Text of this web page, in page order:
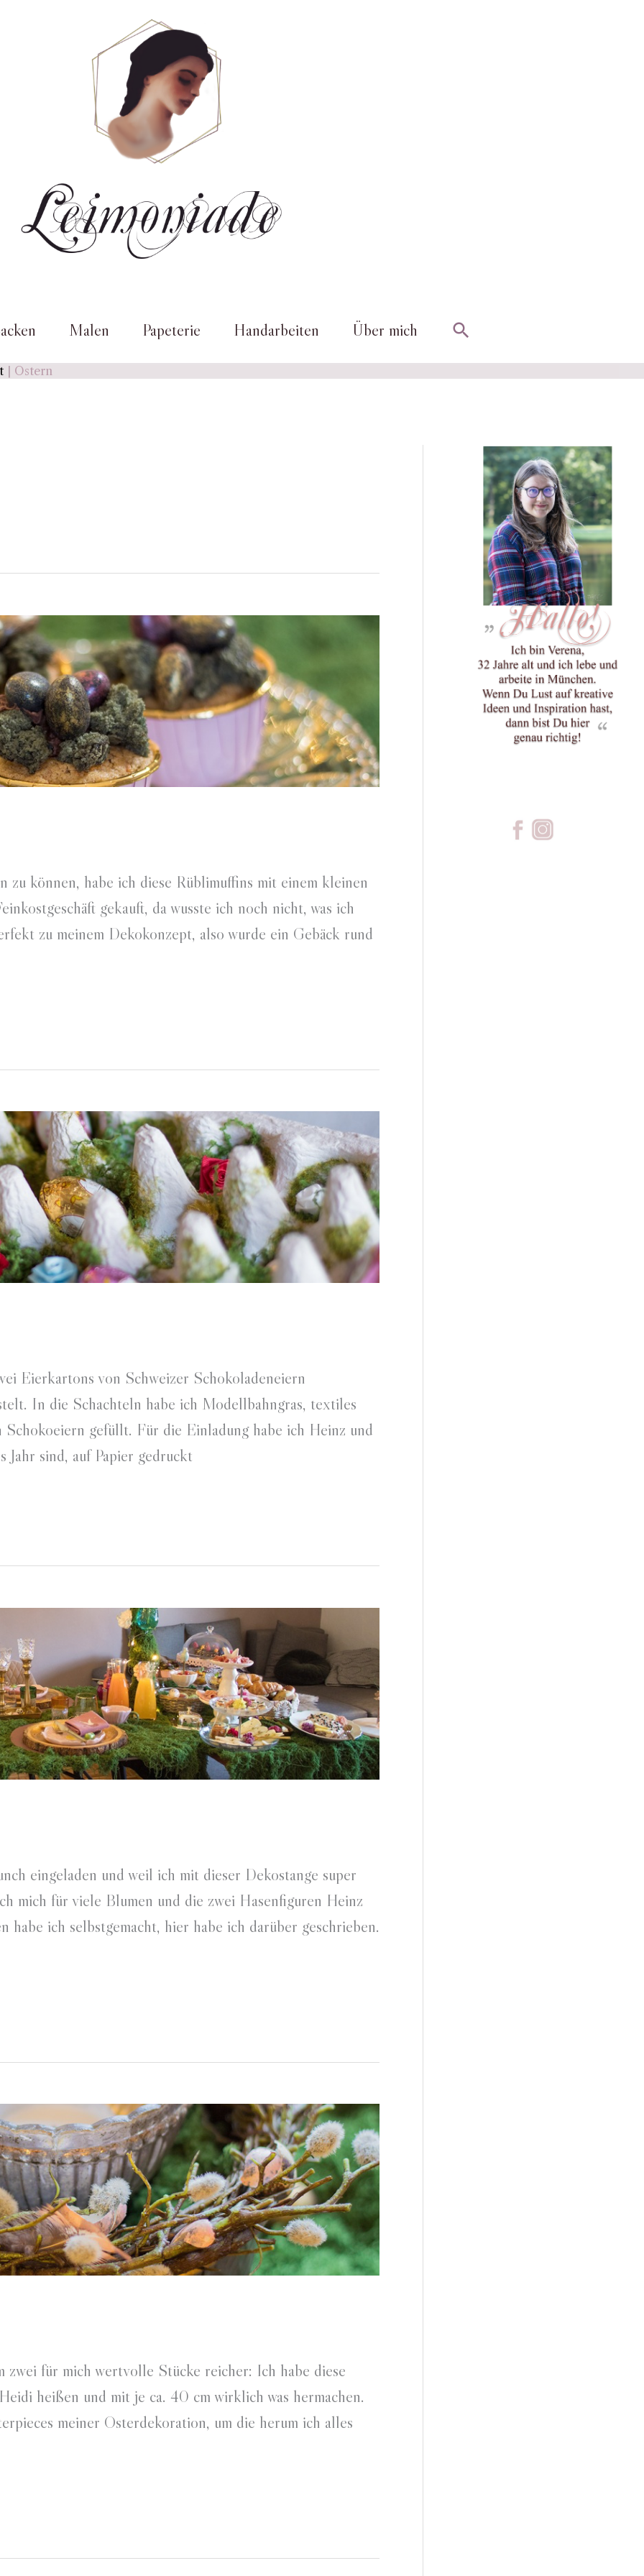
Malen Papeterie Handarbeiten Über mich Suchen
Ostern
zu können, habe ich diese Rüblimuffins mit einem kleinen
gekauft, da wusste ich noch nicht, was ich
zu meinem Dekokonzept, also wurde ein Gebäck rund
Eierkartons von Schweizer Schokoladeneiern
In die Schachteln habe ich Modellbahngras, textiles
gefüllt. Für die Einladung habe ich Heinz und
sind, auf Papier gedruckt
eingeladen und weil ich mit dieser Dekostange super
mich für viele Blumen und die zwei Hasenfiguren Heinz
ich selbstgemacht, hier habe ich darüber geschrieben.
für mich wertvolle Stücke reicher: Ich habe diese
heißen und mit je ca. 40 cm wirklich was hermachen.
meiner Osterdekoration, um die herum ich alles